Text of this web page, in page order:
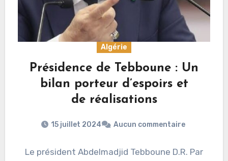
Algérie
Présidence de Tebboune : Un
bilan porteur d’espoirs et
de réalisations
15 juillet 2024 Aucun commentaire
Le président Abdelmadjid Tebboune D.R. Par